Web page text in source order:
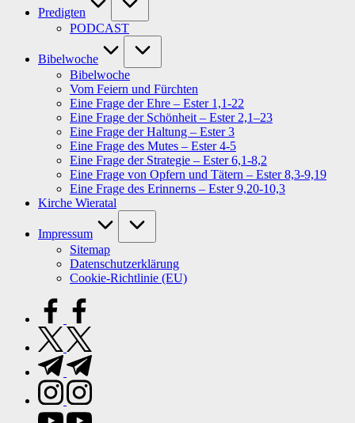
Predigten
PODCAST
Bibelwoche
Bibelwoche
Vom Feiern und Fürchten
Eine Frage der Ehre – Ester 1,1-22
Eine Frage der Schönheit – Ester 2,1–23
Eine Frage der Haltung – Ester 3
Eine Frage des Mutes – Ester 4-5
Eine Frage der Strategie – Ester 6,1-8,2
Eine Frage von Opfern und Tätern – Ester 8,3-9,19
Eine Frage des Erinnerns – Ester 9,20-10,3
Kirche Wieratal
Impressum
Sitemap
Datenschutzerklärung
Cookie-Richtlinie (EU)
facebook.com
twitter.com
t.me
instagram.com
youtube.com